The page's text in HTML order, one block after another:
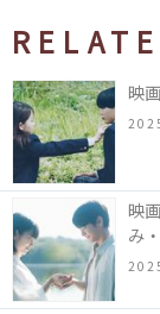
映
み